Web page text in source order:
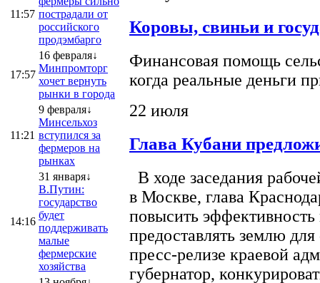
11:57 пострадали от
российского
продэмбарго
17:57
16 февраля↓
Минпромторг
хочет вернуть
рынки в города
11:21
9 февраля↓
Минсельхоз
вступился за
фермеров на
рынках
14:16
31 января↓
В.Путин:
государство
будет
поддерживать
малые
фермерские
хозяйства
Коровы, свиньи и
Финансовая помощь
когда реальные деньги
22 июля
Глава Кубани
В ходе заседания
в Москве, глава
повысить эффективность
предоставлять землю
пресс-релизе краевой
губернатор,